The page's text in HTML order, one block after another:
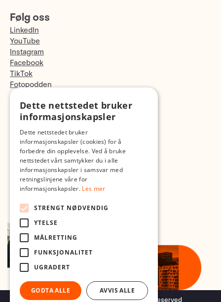
Følg oss
LinkedIn
YouTube
Instagram
Facebook
TikTok
Fotopodden
Med forbehold om skrive- og lagerfeil
Copyright © 2026 Foto.no - All rights reserved
Dette nettstedet bruker
informasjonskapsler
Dette nettstedet bruker
informasjonskapsler (cookies) for å
forbedre din opplevelse. Ved å bruke
nettstedet vårt samtykker du i alle
informasjonskapsler i samsvar med
retningslinjene våre for
informasjonskapsler. Les mer
STRENGT NØDVENDIG
YTELSE
MÅLRETTING
FUNKSJONALITET
UGRADERT
GODTA ALLE AVVIS ALLE